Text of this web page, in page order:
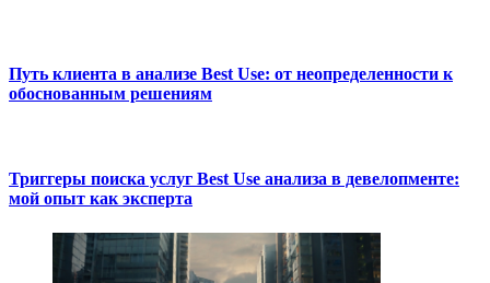
Путь клиента в анализе Best Use: от неопределенности к
обоснованным решениям
Триггеры поиска услуг Best Use анализа в девелопменте:
мой опыт как эксперта